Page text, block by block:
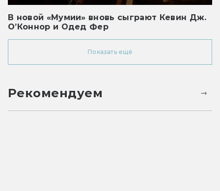
В новой «Мумии» вновь сыграют Кевин Дж.
О’Коннор и Одед Фер
Показать ещё
Рекомендуем